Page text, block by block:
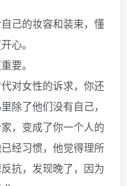
己的妆容和装束，懂
心。
要。
对女性的诉求，你还
除了他们没有自己，
，变成了你一个人的
经习惯，他觉得理所
抗，发现晚了，因为